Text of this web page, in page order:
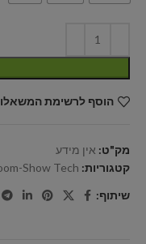
הוסף לרשימת
מק"ט: אין מידע
קטגוריות: Show Tech
שיתוף: